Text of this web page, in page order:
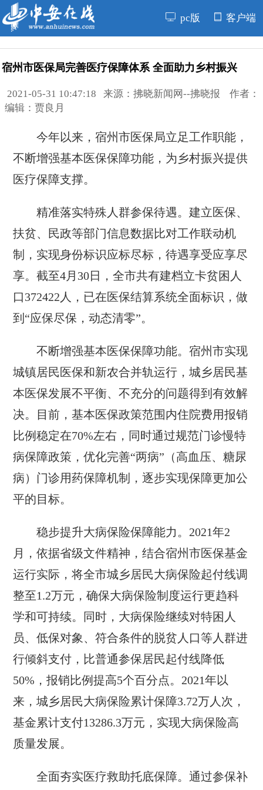
pc版 客户端
宿州市医保局完善医疗保障体系 全面助力乡村振兴
2021-05-31 10:47:18 来源：拂晓新闻网--拂晓报 作者：
编辑：贾良月
今年以来，宿州市医保局立足工作职能，
不断增强基本医保保障功能，为乡村振兴提供
医疗保障支撑。
精准落实特殊人群参保待遇。建立医保、
扶贫、民政等部门信息数据比对工作联动机
制，实现身份标识应标尽标，待遇享受应享尽
享。截至4月30日，全市共有建档立卡贫困人
口372422人，已在医保结算系统全面标识，做
到“应保尽保，动态清零”。
不断增强基本医保保障功能。宿州市实现
城镇居民医保和新农合并轨运行，城乡居民基
本医保发展不平衡、不充分的问题得到有效解
决。目前，基本医保政策范围内住院费用报销
比例稳定在70%左右，同时通过规范门诊慢特
病保障政策，优化完善“两病”（高血压、糖尿
病）门诊用药保障机制，逐步实现保障更加公
平的目标。
稳步提升大病保险保障能力。2021年2
月，依据省级文件精神，结合宿州市医保基金
运行实际，将全市城乡居民大病保险起付线调
整至1.2万元，确保大病保险制度运行更趋科
学和可持续。同时，大病保险继续对特困人
员、低保对象、符合条件的脱贫人口等人群进
行倾斜支付，比普通参保居民起付线降低
50%，报销比例提高5个百分点。2021年以
来，城乡居民大病保险累计保障3.72万人次，
基金累计支付13286.3万元，实现大病保险高
质量发展。
全面夯实医疗救助托底保障。通过参保补